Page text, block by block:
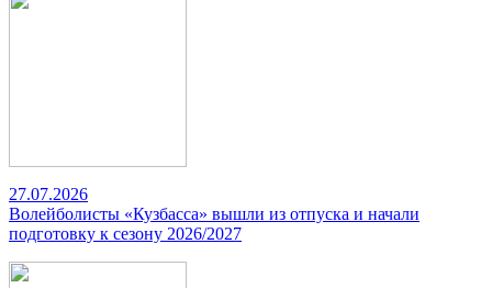
27.07.2026
Волейболисты «Кузбасса» вышли из отпуска и начали
подготовку к сезону 2026/2027